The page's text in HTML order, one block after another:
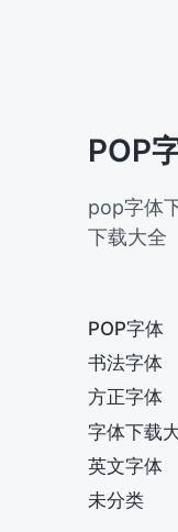
POP
pop字体
下载大全
POP字体
书法字体
方正字体
字体下载
英文字体
未分类